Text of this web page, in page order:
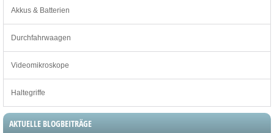
Akkus & Batterien
Durchfahrwaagen
Videomikroskope
Haltegriffe
AKTUELLE BLOGBEITRÄGE